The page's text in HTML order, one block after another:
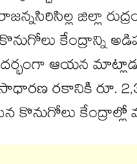
జిల్లా
కేంద్రాన్ని
ఆయన
సాధారణ రకానికి రూ.
కేంద్రాల్లో